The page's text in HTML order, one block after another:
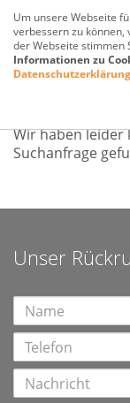
Wir haben leider
Suchanfrage
Unser
Um unsere Webseite
verbessern zu können,
der Webseite stimmen
Informationen zu
Datenschutzerklärung